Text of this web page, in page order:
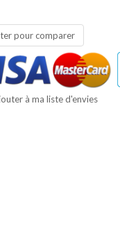
pour comparer
à ma liste d'envies